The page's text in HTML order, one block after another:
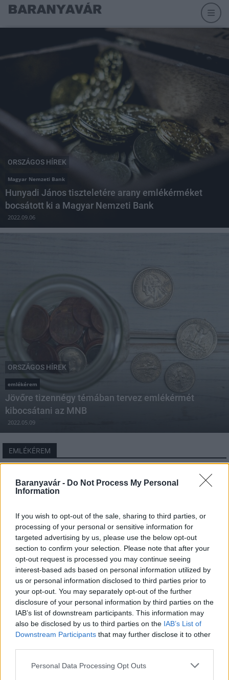
Baranyavár - Do Not Process My Personal
Information
If you wish to opt-out of the sale, sharing to third parties, or
processing of your personal or sensitive information for
targeted advertising by us, please use the below opt-out
section to confirm your selection. Please note that after your
opt-out request is processed you may continue seeing
interest-based ads based on personal information utilized by
us or personal information disclosed to third parties prior to
your opt-out. You may separately opt-out of the further
disclosure of your personal information by third parties on the
IAB’s list of downstream participants. This information may
also be disclosed by us to third parties on the IAB’s List of
Downstream Participants that may further disclose it to other
Please note that this website/app uses one or more Google
Personal Data Processing Opt Outs
ORSZÁGOS HÍREK
Magyar Nemzeti Bank
Hunyadi János tiszteletére arany emlékérméket
bocsátott ki a Magyar Nemzeti Bank
2022.09.06
ORSZÁGOS HÍREK
emlékérem
Jövőre tizennégy témában tervez emlékérmét
kibocsátani az MNB
2022.05.09
EMLÉKÉREM
Név
E-mail cím
Feliratkozom a hírlevélre és elfogadom azadatvédelmi
szabályzatot!
FELIRATKOZÁS
HÍRDETÉS